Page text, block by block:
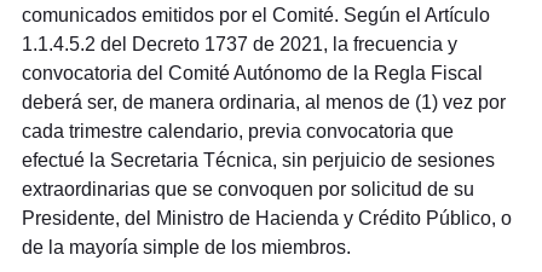
comunicados emitidos por el Comité. Según el Artículo
1.1.4.5.2 del Decreto 1737 de 2021, la frecuencia y
convocatoria del Comité Autónomo de la Regla Fiscal
deberá ser, de manera ordinaria, al menos de (1) vez por
cada trimestre calendario, previa convocatoria que
efectué la Secretaria Técnica, sin perjuicio de sesiones
extraordinarias que se convoquen por solicitud de su
Presidente, del Ministro de Hacienda y Crédito Público, o
de la mayoría simple de los miembros.